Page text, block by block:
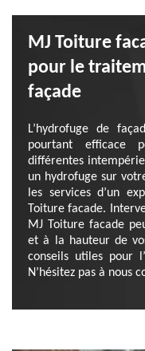
MJ Toiture
pour le
façade
L’hydrofuge de
pourtant efficace
différentes
un hydrofuge sur
les services d’un
Toiture facade.
MJ Toiture facade
et à la hauteur de
conseils utiles pour
N’hésitez pas à nous